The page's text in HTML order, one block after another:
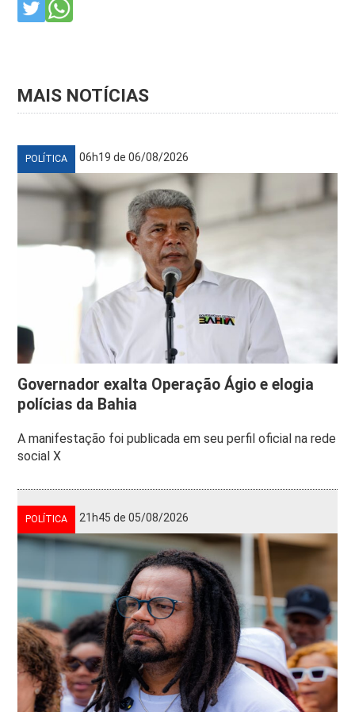
MAIS NOTÍCIAS
POLÍTICA 06h19 de 06/08/2026
Governador exalta Operação Ágio e elogia
polícias da Bahia
A manifestação foi publicada em seu perfil oficial na rede
social X
POLÍTICA 21h45 de 05/08/2026